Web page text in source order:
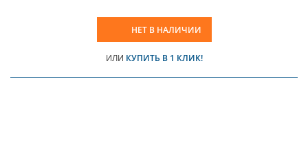
НЕТ В НАЛИЧИИ
ИЛИ КУПИТЬ В 1 КЛИК!